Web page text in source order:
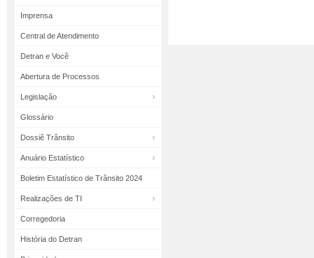
Imprensa
Central de Atendimento
Detran e Você
Abertura de Processos
Legislação
Glossário
Dossiê Trânsito
Anuário Estatístico
Boletim Estatístico de Trânsito 2024
Realizações de TI
Corregedoria
História do Detran